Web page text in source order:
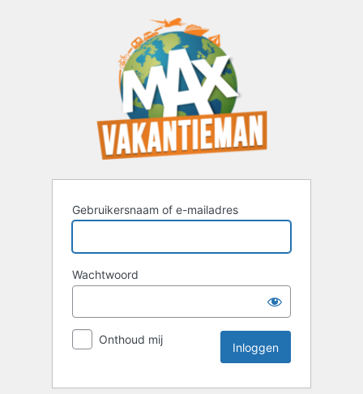
Gebruikersnaam of e-mailadres
Wachtwoord
Onthoud mij